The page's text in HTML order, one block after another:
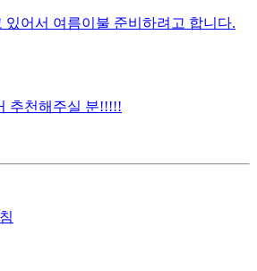
있어서 여름이불 준비하려고 합니다.
추천해주실 분!!!!!